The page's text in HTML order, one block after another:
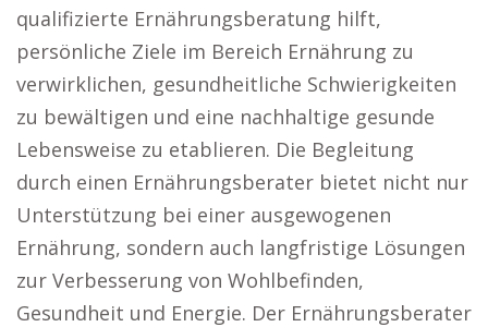
qualifizierte Ernährungsberatung hilft,
persönliche Ziele im Bereich Ernährung zu
verwirklichen, gesundheitliche Schwierigkeiten
zu bewältigen und eine nachhaltige gesunde
Lebensweise zu etablieren. Die Begleitung
durch einen Ernährungsberater bietet nicht nur
Unterstützung bei einer ausgewogenen
Ernährung, sondern auch langfristige Lösungen
zur Verbesserung von Wohlbefinden,
Gesundheit und Energie. Der Ernährungsberater